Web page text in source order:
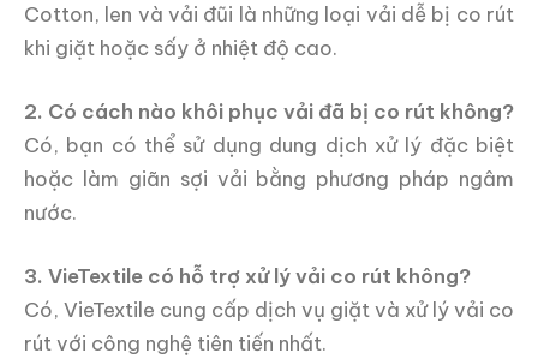
Cotton, len và vải đũi là những loại vải dễ bị co rút
khi giặt hoặc sấy ở nhiệt độ cao.
2. Có cách nào khôi phục vải đã bị co rút không?
Có, bạn có thể sử dụng dung dịch xử lý đặc biệt
hoặc làm giãn sợi vải bằng phương pháp ngâm
nước.
3. VieTextile có hỗ trợ xử lý vải co rút không?
Có, VieTextile cung cấp dịch vụ giặt và xử lý vải co
rút với công nghệ tiên tiến nhất.